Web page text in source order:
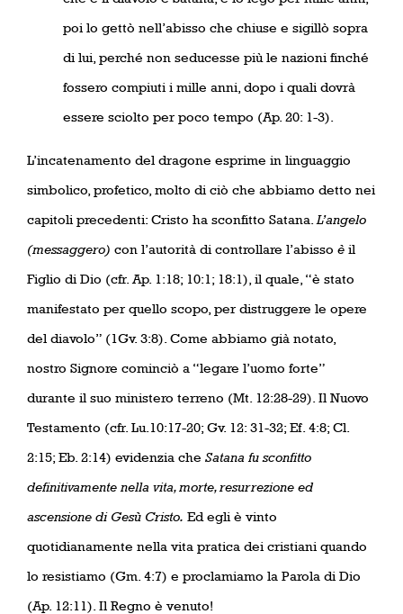
poi lo gettò nell’abisso che chiuse e sigillò sopra
di lui, perché non seducesse più le nazioni finché
fossero compiuti i mille anni, dopo i quali dovrà
essere sciolto per poco tempo (Ap. 20: 1-3).
L’incatenamento del dragone esprime in linguaggio
simbolico, profetico, molto di ciò che abbiamo detto nei
capitoli precedenti: Cristo ha sconfitto Satana. L’angelo
(messaggero) con l’autorità di controllare l’abisso è il
Figlio di Dio (cfr. Ap. 1:18; 10:1; 18:1), il quale, “è stato
manifestato per quello scopo, per distruggere le opere
del diavolo” (1Gv. 3:8). Come abbiamo già notato,
nostro Signore cominciò a “legare l’uomo forte”
durante il suo ministero terreno (Mt. 12:28-29). Il Nuovo
Testamento (cfr. Lu.10:17-20; Gv. 12: 31-32; Ef. 4:8; Cl.
2:15; Eb. 2:14) evidenzia che Satana fu sconfitto
definitivamente nella vita, morte, resurrezione ed
ascensione di Gesù Cristo. Ed egli è vinto
quotidianamente nella vita pratica dei cristiani quando
lo resistiamo (Gm. 4:7) e proclamiamo la Parola di Dio
(Ap. 12:11). Il Regno è venuto!